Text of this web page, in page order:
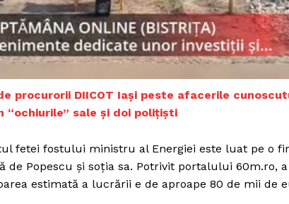
Rețea
Contact
procurorii DIICOT Iaşi peste afacerile
“ochiurile” sale şi doi polițiști
fetei fostului ministru al Energiei este luat pe o
de Popescu și soția sa. Potrivit portalului 60m.ro,
estimată a lucrării e de aproape 80 de mii de